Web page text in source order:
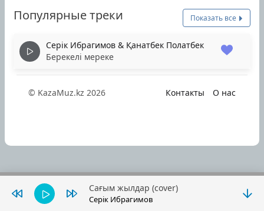
Популярные треки Показать все
Серік Ибрагимов & Қанатбек Полатбек
Берекелі мереке
© KazaMuz.kz 2026 Контакты О нас
Сағым жылдар (cover)
Серік Ибрагимов